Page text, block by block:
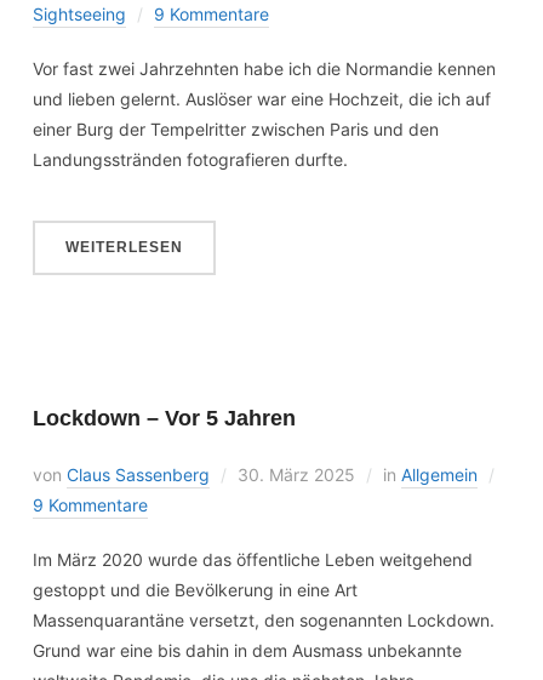
Sightseeing
9 Kommentare
Vor fast zwei Jahrzehnten habe ich die Normandie kennen
und lieben gelernt. Auslöser war eine Hochzeit, die ich auf
einer Burg der Tempelritter zwischen Paris und den
Landungsstränden fotografieren durfte.
WEITERLESEN
Lockdown – Vor 5 Jahren
von Claus Sassenberg 30. März 2025 in Allgemein
9 Kommentare
Im März 2020 wurde das öffentliche Leben weitgehend
gestoppt und die Bevölkerung in eine Art
Massenquarantäne versetzt, den sogenannten Lockdown.
Grund war eine bis dahin in dem Ausmass unbekannte